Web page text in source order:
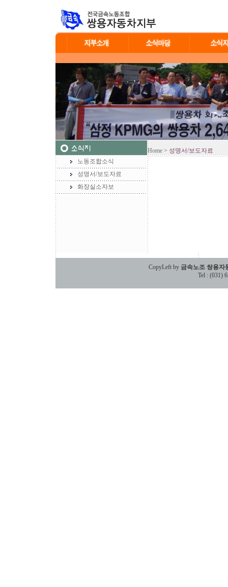
노동조합소식
성명서/보도자료
화장실소자보
Home > 성명서/보도자료
CopyLeft by 금속노조 쌍용자
Tel : (031)